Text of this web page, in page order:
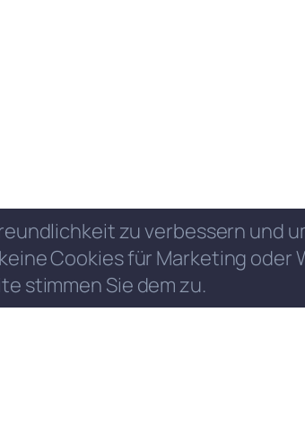
zu verbessern und
Cookies für Marketing oder
stimmen Sie dem zu.